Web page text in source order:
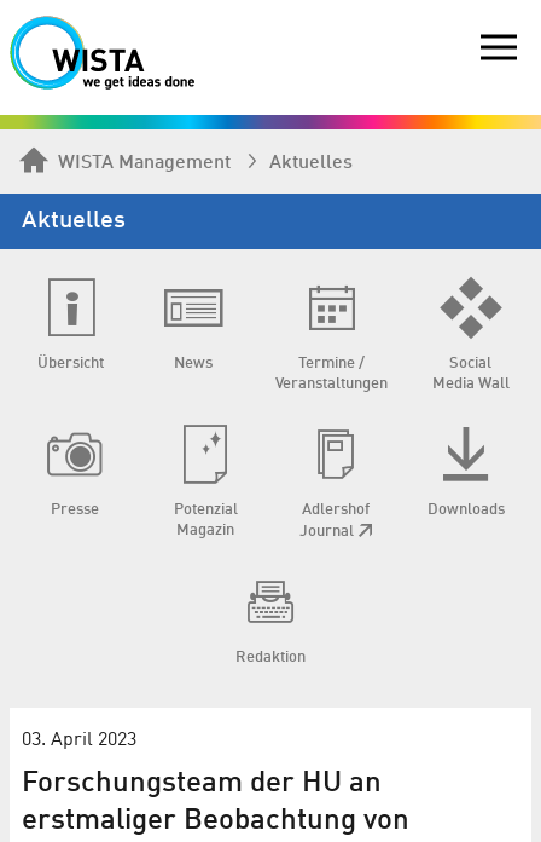
WISTA Management Aktuelles
Aktuelles
Übersicht News
Termine /
Veranstaltungen
Social
Media Wall
Presse
Potenzial
Magazin
Adlershof
Journal
Downloads
Redaktion
03. April 2023
Forschungsteam der HU an
erstmaliger Beobachtung von